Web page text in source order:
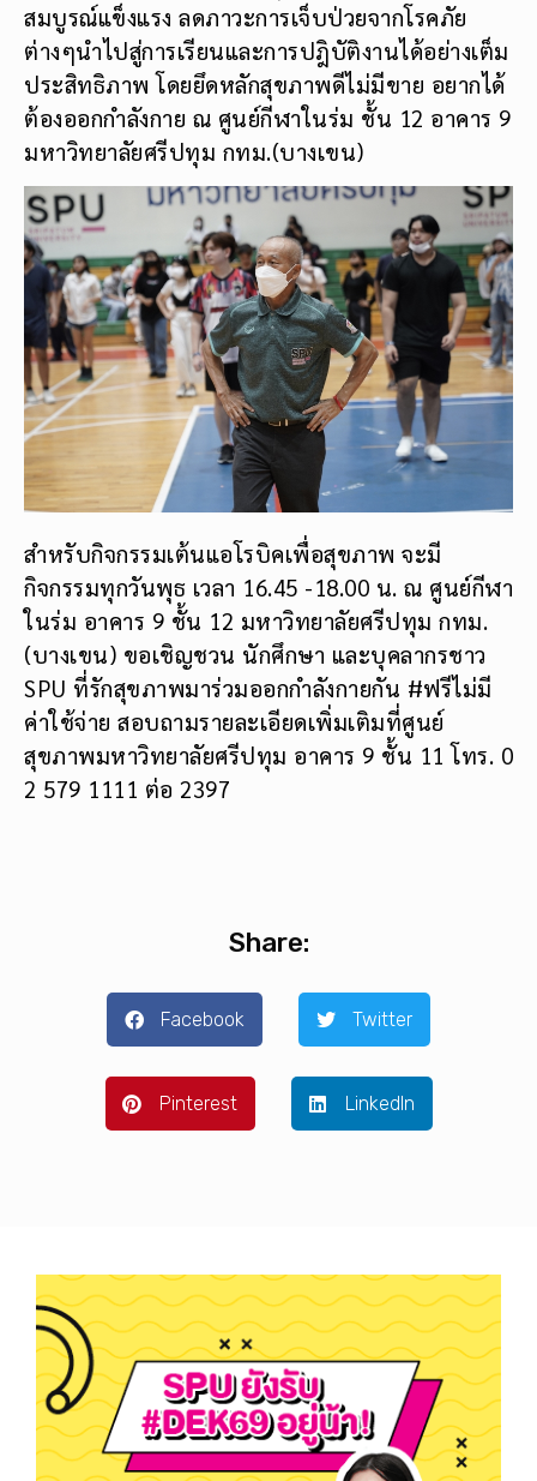
สมบูรณ์แข็งแรง ลดภาวะการเจ็บป่วยจากโรคภัย
ต่างๆนำไปสู่การเรียนและการปฎิบัติงานได้อย่างเต็ม
ประสิทธิภาพ โดยยึดหลักสุขภาพดีไม่มีขาย อยากได้
ต้องออกกำลังกาย ณ ศูนย์กีฬาในร่ม ชั้น 12 อาคาร 9
มหาวิทยาลัยศรีปทุม กทม.(บางเขน)
สำหรับกิจกรรมเต้นแอโรบิคเพื่อสุขภาพ จะมี
กิจกรรมทุกวันพุธ เวลา 16.45 -18.00 น. ณ ศูนย์กีฬา
ในร่ม อาคาร 9 ชั้น 12 มหาวิทยาลัยศรีปทุม กทม.
(บางเขน) ขอเชิญชวน นักศึกษา และบุคลากรชาว
SPU ที่รักสุขภาพมาร่วมออกกำลังกายกัน #ฟรีไม่มี
ค่าใช้จ่าย สอบถามรายละเอียดเพิ่มเติมที่ศูนย์
สุขภาพมหาวิทยาลัยศรีปทุม อาคาร 9 ชั้น 11 โทร. 0
2 579 1111 ต่อ 2397
Share:
Facebook Twitter
Pinterest LinkedIn